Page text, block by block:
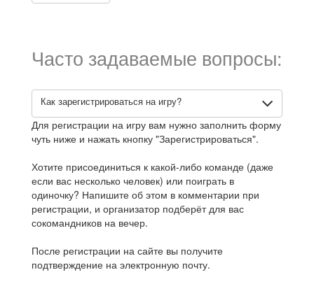
Часто задаваемые вопросы:
Как зарегистрироваться на игру?
Для регистрации на игру вам нужно заполнить форму
чуть ниже и нажать кнопку "Зарегистрироваться".
Хотите присоединиться к какой-либо команде (даже
если вас несколько человек) или поиграть в
одиночку? Напишите об этом в комментарии при
регистрации, и организатор подберёт для вас
сокомандников на вечер.
После регистрации на сайте вы получите
подтверждение на электронную почту.